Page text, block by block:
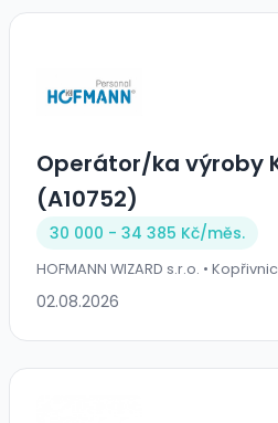
Operátor/ka výroby
(A10752)
30 000 - 34 385 Kč/měs.
HOFMANN WIZARD s.r.o. •
02.08.2026